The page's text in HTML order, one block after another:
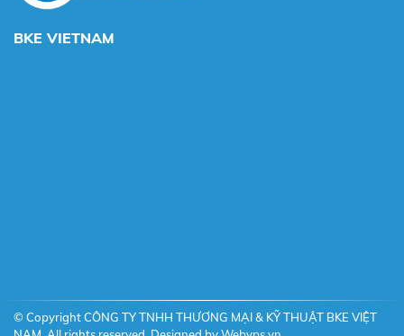
BKE VIETNAM
© Copyright CÔNG TY TNHH THƯƠNG MẠI & KỸ THUẬT BKE VIỆT